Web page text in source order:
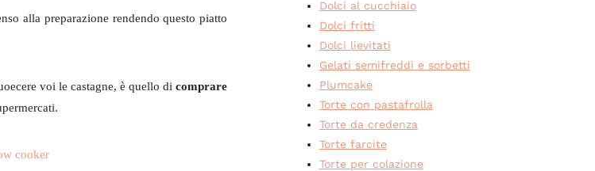
alla preparazione rendendo questo piatto
voi le castagne, è quello dicomprare
Dolci al cucchiaio
Dolci fritti
Dolci lievitati
Gelati semifreddi e sorbetti
Plumcake
Torte con pastafrolla
Torte da credenza
Torte farcite
Torte per colazione